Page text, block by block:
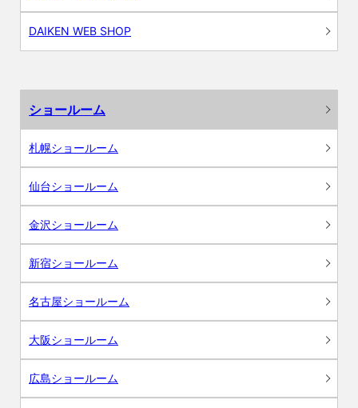
DAIKEN WEB SHOP
ショールーム
札幌ショールーム
仙台ショールーム
金沢ショールーム
新宿ショールーム
名古屋ショールーム
大阪ショールーム
広島ショールーム